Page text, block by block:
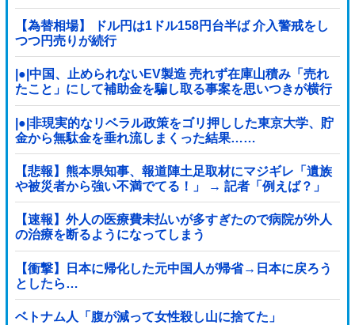
【為替相場】 ドル円は1ドル158円台半ば 介入警戒をし
つつ円売りが続行
|●|中国、止められないEV製造 売れず在庫山積み「売れ
たこと」にして補助金を騙し取る事案を思いつきが横行
|●|非現実的なリベラル政策をゴリ押しした東京大学、貯
金から無駄金を垂れ流しまくった結果……
【悲報】熊本県知事、報道陣土足取材にマジギレ「遺族
や被災者から強い不満でてる！」 → 記者「例えば？」
→ 知事、怒り通り越して呆れてしまう …...
【速報】外人の医療費未払いが多すぎたので病院が外人
の治療を断るようになってしまう
【衝撃】日本に帰化した元中国人が帰省→日本に戻ろう
としたら…
ベトナム人「腹が減って女性殺し山に捨てた」